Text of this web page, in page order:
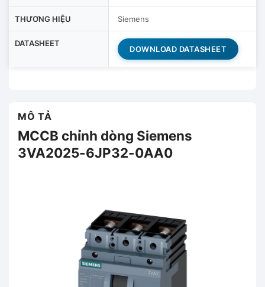
THƯƠNG HIỆU Siemens
DATASHEET
DOWNLOAD DATASHEET
MÔ TẢ
MCCB chỉnh dòng Siemens
3VA2025-6JP32-0AA0